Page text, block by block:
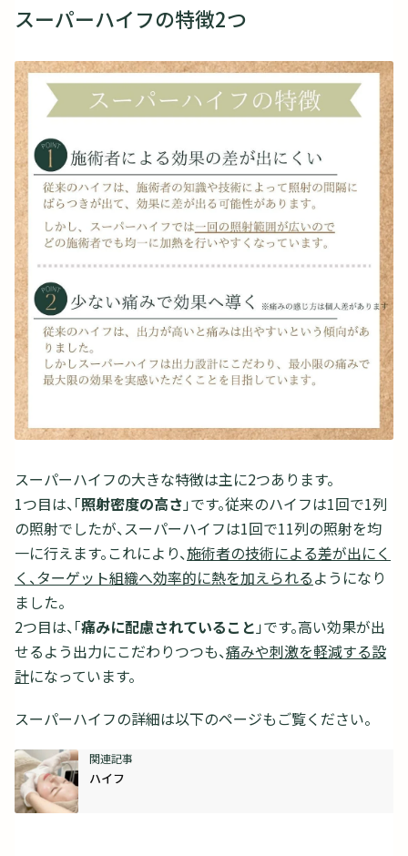
スーパーハイフの特徴2つ
スーパーハイフの大きな特徴は主に2つあります。
1つ目は、「照射密度の高さ」です。従来のハイフは1回で1列
の照射でしたが、スーパーハイフは1回で11列の照射を均
一に行えます。これにより、施術者の技術による差が出にく
く、ターゲット組織へ効率的に熱を加えられるようになり
ました。
2つ目は、「痛みに配慮されていること」です。高い効果が出
せるよう出力にこだわりつつも、痛みや刺激を軽減する設
計になっています。
スーパーハイフの詳細は以下のページもご覧ください。
ハイフ